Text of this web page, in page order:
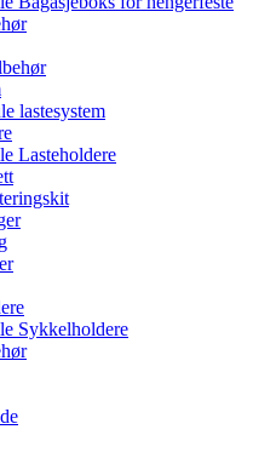
lastesystem
Lasteholdere
Sykkelholdere